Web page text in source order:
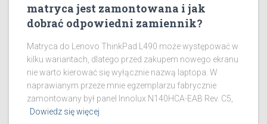
matryca jest zamontowana i jak
dobrać odpowiedni zamiennik?
Matryca do Lenovo ThinkPad L490 może występować w
kilku wariantach, dlatego przed zakupem nowego ekranu
nie warto kierować się wyłącznie nazwą laptopa. W
naprawianym przeze mnie egzemplarzu fabrycznie
zamontowany był panel Innolux N140HCA-EAB Rev. C5,
Dowiedz się więcej